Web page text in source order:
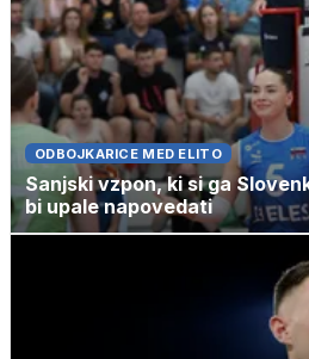
ODBOJKARICE MED ELITO
Sanjski vzpon, ki si ga
bi upale napovedati